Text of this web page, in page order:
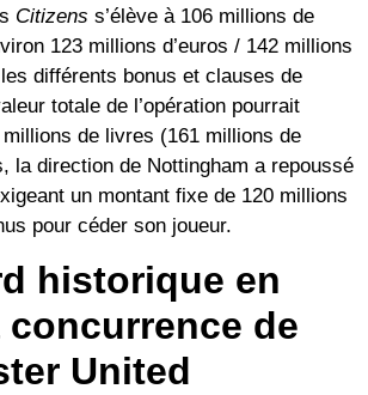
Citizens s’élève à 106 millions de
123 millions d’euros / 142 millions
différents bonus et clauses de
totale de l’opération pourrait
millions de livres (161 millions de
la direction de Nottingham a repoussé
un montant fixe de 120 millions
pour céder son joueur.
historique en
concurrence de
United